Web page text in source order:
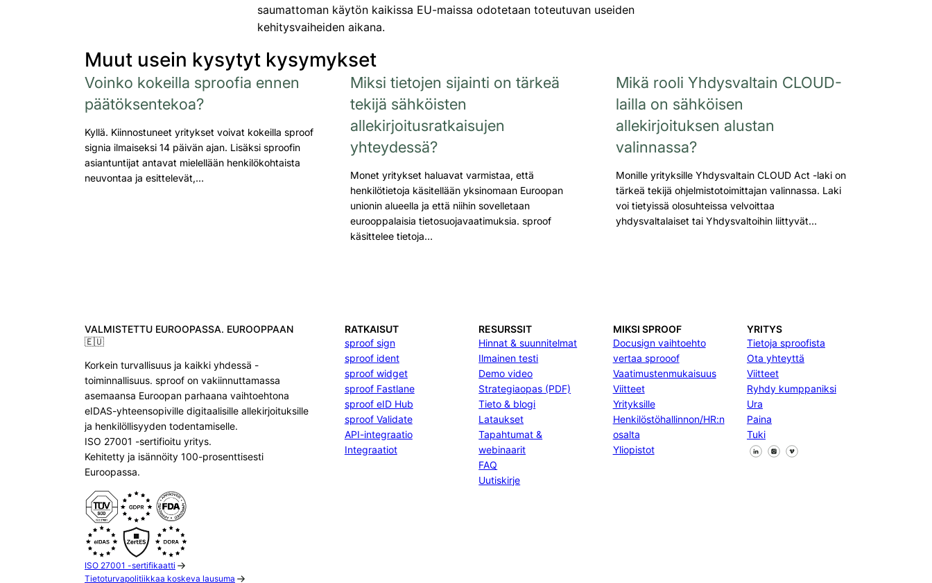
saumattoman käytön kaikissa EU-maissa odotetaan toteutuvan useiden
kehitysvaiheiden aikana.
Muut usein kysytyt kysymykset
Voinko kokeilla sproofia ennen
päätöksentekoa?
Kyllä. Kiinnostuneet yritykset voivat kokeilla sproof
signia ilmaiseksi 14 päivän ajan. Lisäksi sproofin
asiantuntijat antavat mielellään henkilökohtaista
neuvontaa ja esittelevät,…
Miksi tietojen sijainti on tärkeä
tekijä sähköisten
allekirjoitusratkaisujen
yhteydessä?
Monet yritykset haluavat varmistaa, että
henkilötietoja käsitellään yksinomaan Euroopan
unionin alueella ja että niihin sovelletaan
eurooppalaisia tietosuojavaatimuksia. sproof
käsittelee tietoja…
Mikä rooli Yhdysvaltain CLOUD-
lailla on sähköisen
allekirjoituksen alustan
valinnassa?
Monille yrityksille Yhdysvaltain CLOUD Act -laki on
tärkeä tekijä ohjelmistotoimittajan valinnassa. Laki
voi tietyissä olosuhteissa velvoittaa
yhdysvaltalaiset tai Yhdysvaltoihin liittyvät…
VALMISTETTU EUROOPASSA. EUROOPPAAN
🇪🇺
Korkein turvallisuus ja kaikki yhdessä -
toiminnallisuus. sproof on vakiinnuttamassa
asemaansa Euroopan parhaana vaihtoehtona
eIDAS-yhteensopiville digitaalisille allekirjoituksille
ja henkilöllisyyden todentamiselle.
ISO 27001 -sertifioitu yritys.
Kehitetty ja isännöity 100-prosenttisesti
Euroopassa.
ISO 27001 -sertifikaatti
Tietoturvapolitiikkaa koskeva lausuma
RATKAISUT
sproof sign
sproof ident
sproof widget
sproof Fastlane
sproof eID Hub
sproof Validate
API-integraatio
Integraatiot
RESURSSIT
Hinnat & suunnitelmat
Ilmainen testi
Demo video
Strategiaopas (PDF)
Tieto & blogi
Lataukset
Tapahtumat &
webinaarit
FAQ
Uutiskirje
MIKSI SPROOF
Docusign vaihtoehto
vertaa sprooof
Vaatimustenmukaisuus
Viitteet
Yrityksille
Henkilöstöhallinnon/HR:n
osalta
Yliopistot
YRITYS
Tietoja sproofista
Ota yhteyttä
Viitteet
Ryhdy kumppaniksi
Ura
Paina
Tuki
Seuraa meitä Facebookissa
Seuraa meitä X
Seuraa meitä LinkedInissä